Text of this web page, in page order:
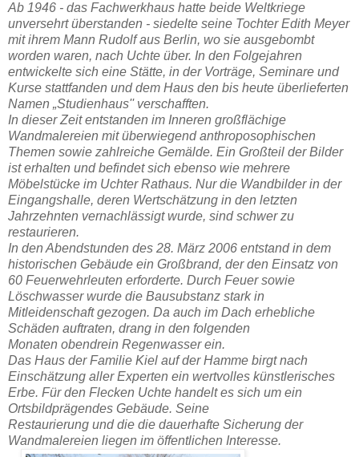
Ab 1946 - das Fachwerkhaus hatte beide Weltkriege
unversehrt überstanden - siedelte seine Tochter Edith Meyer
mit ihrem Mann Rudolf aus Berlin, wo sie ausgebombt
worden waren, nach Uchte über. In den Folgejahren
entwickelte sich eine Stätte, in der Vorträge, Seminare und
Kurse stattfanden und dem Haus den bis heute überlieferten
Namen „Studienhaus'' verschafften.
In dieser Zeit entstanden im Inneren großflächige
Wandmalereien mit überwiegend anthroposophischen
Themen sowie zahlreiche Gemälde. Ein Großteil der Bilder
ist erhalten und befindet sich ebenso wie mehrere
Möbelstücke im Uchter Rathaus. Nur die Wandbilder in der
Eingangshalle, deren Wertschätzung in den letzten
Jahrzehnten vernachlässigt wurde, sind schwer zu
restaurieren.
In den Abendstunden des 28. März 2006 entstand in dem
historischen Gebäude ein Großbrand, der den Einsatz von
60 Feuerwehrleuten erforderte. Durch Feuer sowie
Löschwasser wurde die Bausubstanz stark in
Mitleidenschaft gezogen. Da auch im Dach erhebliche
Schäden auftraten, drang in den folgenden
Monaten obendrein Regenwasser ein.
Das Haus der Familie Kiel auf der Hamme birgt nach
Einschätzung aller Experten ein wertvolles künstlerisches
Erbe. Für den Flecken Uchte handelt es sich um ein
Ortsbildprägendes Gebäude. Seine
Restaurierung und die die dauerhafte Sicherung der
Wandmalereien liegen im öffentlichen Interesse.